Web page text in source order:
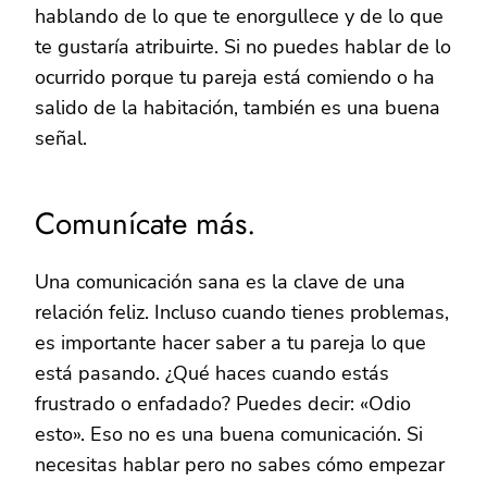
hablando de lo que te enorgullece y de lo que
te gustaría atribuirte. Si no puedes hablar de lo
ocurrido porque tu pareja está comiendo o ha
salido de la habitación, también es una buena
señal.
Comunícate más.
Una comunicación sana es la clave de una
relación feliz. Incluso cuando tienes problemas,
es importante hacer saber a tu pareja lo que
está pasando. ¿Qué haces cuando estás
frustrado o enfadado? Puedes decir: «Odio
esto». Eso no es una buena comunicación. Si
necesitas hablar pero no sabes cómo empezar